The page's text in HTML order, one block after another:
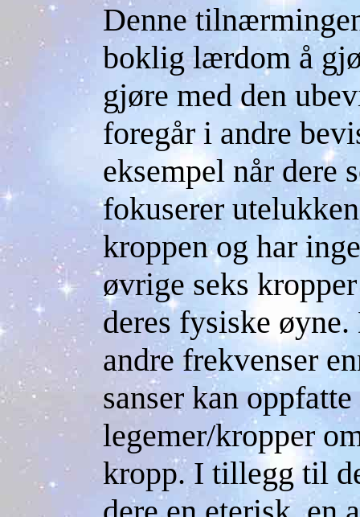
Denne
boklig lærdom å
gjøre med den
foregår i andre
eksempel når dere
fokuserer
kroppen og har
øvrige seks
deres fysiske
andre frekvenser
sanser kan
legemer/kropper
kropp. I tillegg til